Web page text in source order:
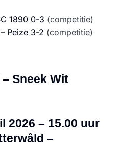
1890 0-3 (competitie)
Peize 3-2 (competitie)
Sneek Wit
2026 – 15.00 uur
–